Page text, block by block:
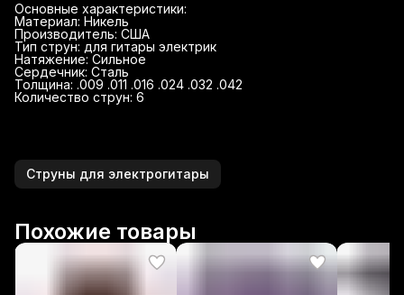
Основные характеристики:
Материал: Никель
Производитель: США
Тип струн: для гитары электрик
Натяжение: Сильное
Сердечник: Сталь
Толщина: .009 .011 .016 .024 .032 .042
Количество струн: 6
Струны для электрогитары
Похожие товары